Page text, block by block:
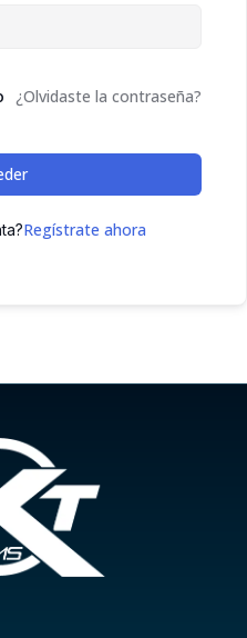
¿Olvidaste la contraseña?
Regístrate ahora